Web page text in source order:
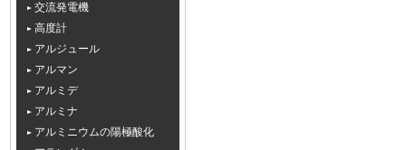
交流発電機
高度計
アルジュール
アルマン
アルミデ
アルミナ
アルミニウムの陽極酸化